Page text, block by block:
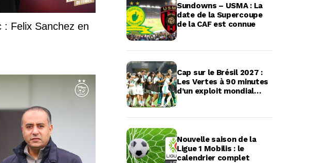
: Felix Sanchez en
Sundowns – USMA : La
date de la Supercoupe
de la CAF est connue
Cap sur le Brésil 2027 :
Les Vertes à 90 minutes
d’un exploit mondial
Nouvelle saison de la
Ligue 1 Mobilis : le
calendrier complet